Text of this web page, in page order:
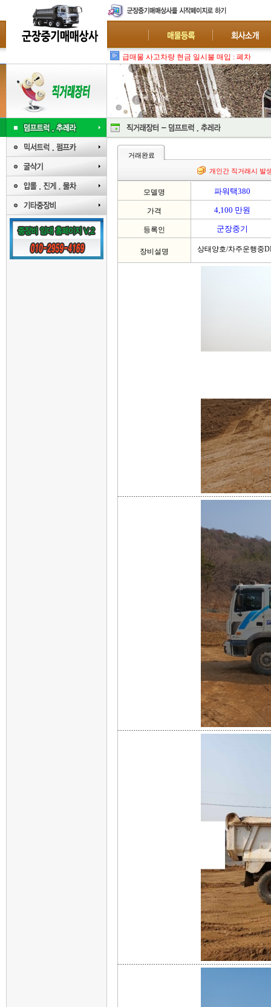
급매물 사고차량 현금 일시불 매입 : 폐차-수출
거래완료
개인간 직거래시 발
모델명 파워택380
가격 4,100 만원
등록인 군장중기
장비설명 상태양호/차주운행중